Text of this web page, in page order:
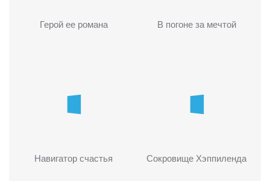
Герой ее романа В погоне за мечтой
Навигатор счастья Сокровище Хэппиленда